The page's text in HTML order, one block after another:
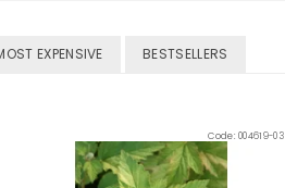
EXPENSIVE BESTSELLERS
Code:004619-03